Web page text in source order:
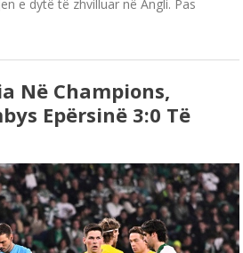
e dytë të zhvilluar në Angli. Pas
Në Champions,
Epërsinë 3:0 Të